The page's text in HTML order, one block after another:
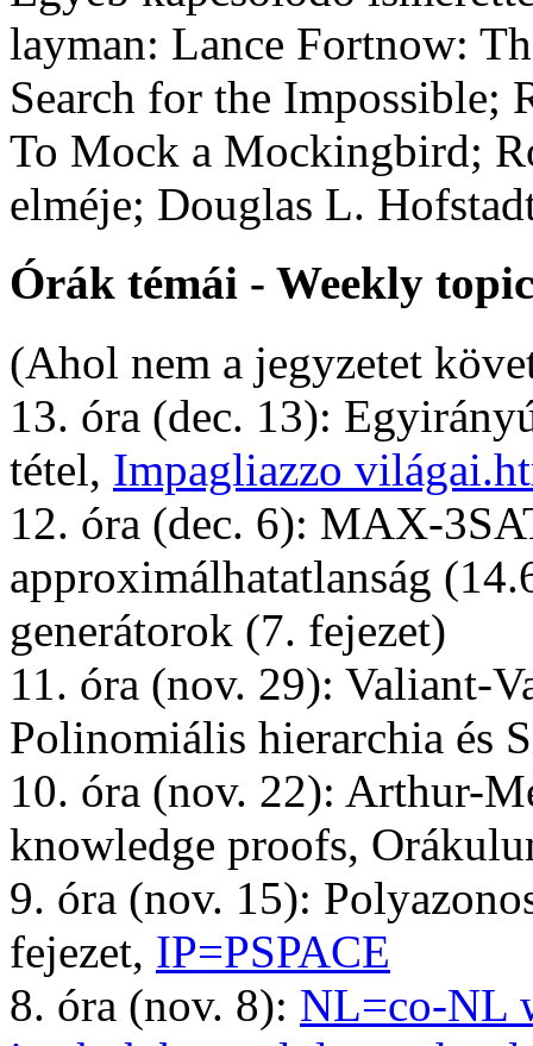
layman: Lance Fortnow:
Search for the Impossible;
To Mock a Mockingbird;
elméje; Douglas L.
Órák témái - Weekly
(Ahol nem a jegyzetet
13. óra (dec. 13):
tétel, Impagliazzo
12. óra (dec. 6): MAX-
approximálhatatlanság
generátorok (7. fejezet)
11. óra (nov. 29): Valiant-
Polinomiális hierarchia és
10. óra (nov. 22): Arthur-
knowledge proofs,
9. óra (nov. 15):
fejezet, IP=PSPACE
8. óra (nov. 8): NL=co-NL